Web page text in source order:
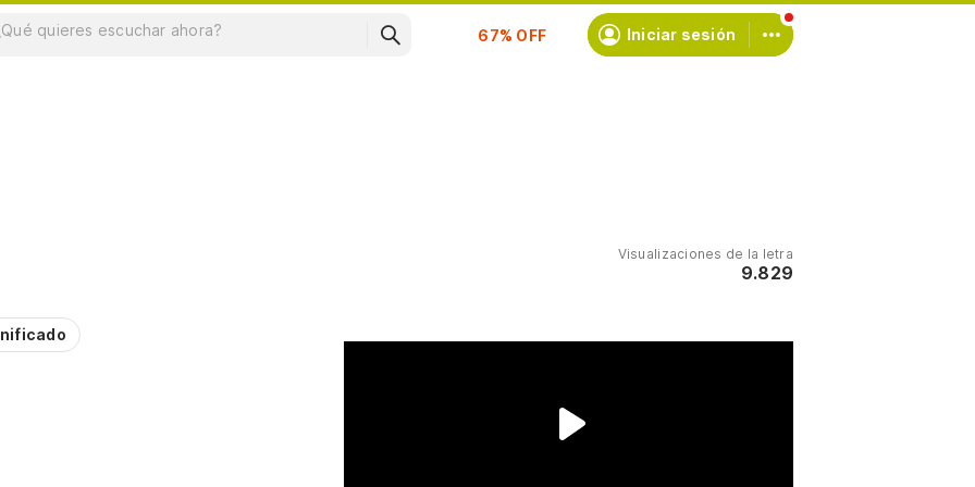
Suscríbete Iniciar sesión
Visualizaciones de la letra
9.829